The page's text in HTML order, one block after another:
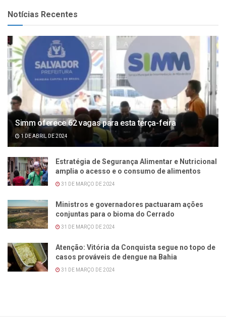
Notícias Recentes
Simm oferece 62 vagas para esta terça-feira
1 DE ABRIL DE 2024
Estratégia de Segurança Alimentar e Nutricional
amplia o acesso e o consumo de alimentos
31 DE MARÇO DE 2024
Ministros e governadores pactuaram ações
conjuntas para o bioma do Cerrado
31 DE MARÇO DE 2024
Atenção: Vitória da Conquista segue no topo de
casos prováveis de dengue na Bahia
31 DE MARÇO DE 2024